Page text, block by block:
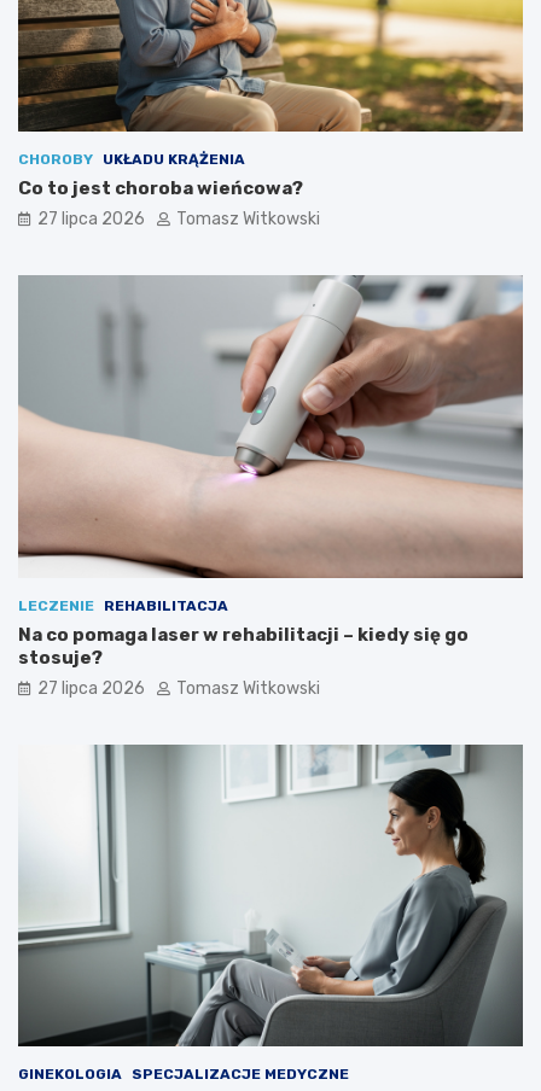
CHOROBY UKŁADU KRĄŻENIA
Co to jest choroba wieńcowa?
27 lipca 2026 Tomasz Witkowski
LECZENIE REHABILITACJA
Na co pomaga laser w rehabilitacji – kiedy się go
stosuje?
27 lipca 2026 Tomasz Witkowski
GINEKOLOGIA SPECJALIZACJE MEDYCZNE